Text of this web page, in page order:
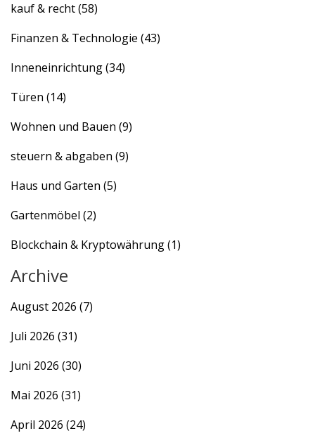
kauf & recht(58)
Finanzen & Technologie (43)
Inneneinrichtung(34)
Türen (14)
Wohnen und Bauen (9)
steuern & abgaben (9)
Haus und Garten (5)
Gartenmöbel (2)
Blockchain & Kryptowährung(1)
Archive
August 2026 (7)
Juli 2026 (31)
Juni 2026 (30)
Mai 2026 (31)
April 2026 (24)